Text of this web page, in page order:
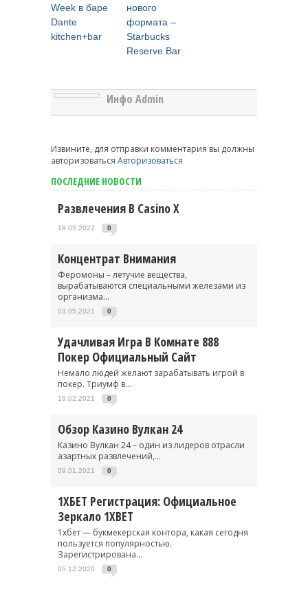
Week в баре
Dante
kitchen+bar
нового
формата –
Starbucks
Reserve Bar
Инфо Admin
Извините, для отправки комментария вы должны
авторизоваться Авторизоваться
ПОСЛЕДНИЕ НОВОСТИ
Развлечения В Casino X
19.05.2022 0
Концентрат Внимания
Феромоны – летучие вещества,
вырабатываются специальными железами из
организма...
03.05.2021 0
Удачливая Игра В Комнате 888
Покер Официальный Сайт
Немало людей желают зарабатывать игрой в
покер. Триумф в...
19.02.2021 0
Обзор Казино Вулкан 24
Казино Вулкан 24 – один из лидеров отрасли
азартных развлечений,...
09.01.2021 0
1ХБЕТ Регистрация: Официальное
Зеркало 1XBET
1хбет — букмекерская контора, какая сегодня
пользуется популярностью.
Зарегистрирована...
05.12.2020 0